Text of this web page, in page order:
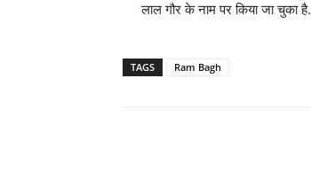
लाल गौर के नाम पर किया जा चुका है.
TAGS Ram Bagh